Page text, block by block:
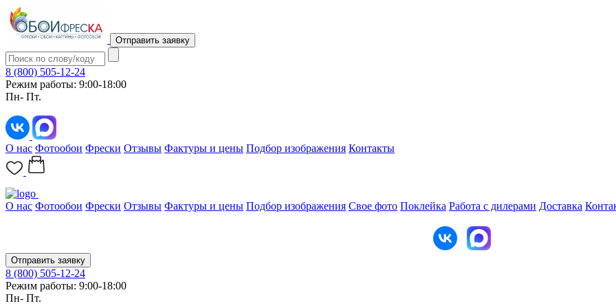
Отправить заявку
8 (800) 505-12-24
Режим работы: 9:00-18:00
Пн- Пт.
О нас Фотообои Фрески Отзывы Фактуры и цены Подбор изображения Контакты
О нас Фотообои Фрески Отзывы Фактуры и цены Подбор изображения Свое фото Поклейка Работа с дилерами Доставка
Отправить заявку
8 (800) 505-12-24
Режим работы: 9:00-18:00
Пн- Пт.